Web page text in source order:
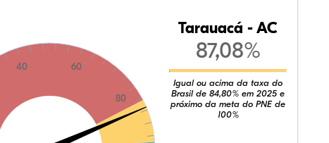
40 60
80
Tarauacá - AC
87,08%
Igual ou acima da taxa do
Brasil de 84,80% em 2025 e
próximo da meta do PNE de
100%